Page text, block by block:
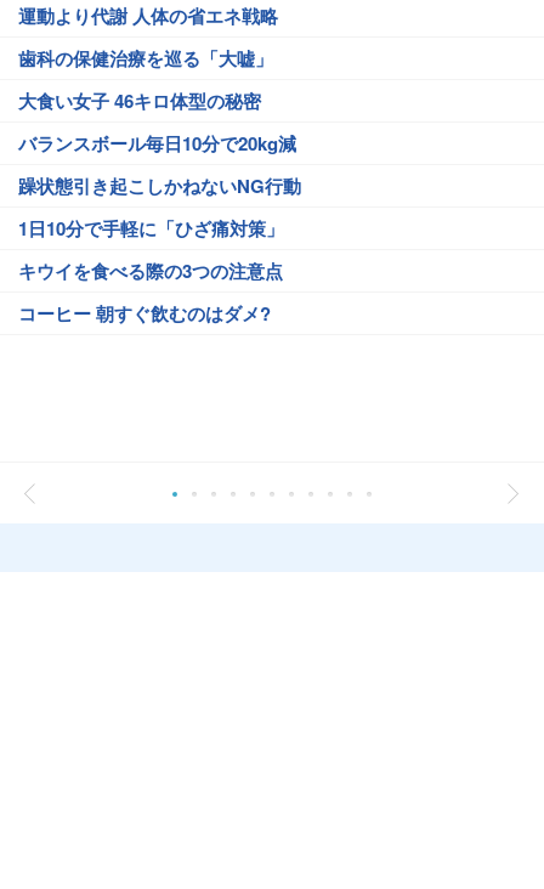
運動より代謝 人体の省エネ戦略
歯科の保健治療を巡る「大嘘」
大食い女子 46キロ体型の秘密
バランスボール毎日10分で20kg減
躁状態引き起こしかねないNG行動
1日10分で手軽に「ひざ痛対策」
キウイを食べる際の3つの注意点
コーヒー 朝すぐ飲むのはダメ?